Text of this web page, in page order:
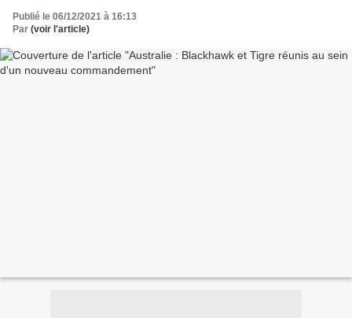
Publié le 06/12/2021 à 16:13
Par (voir l'article)